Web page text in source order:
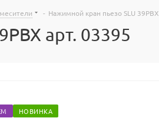
- Нажимной кран пьезо SLU 39PBX
арт. 03395
НОВИНКА